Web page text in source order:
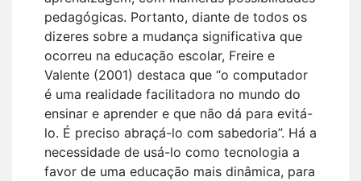
pedagógicas. Portanto, diante de todos os
dizeres sobre a mudança significativa que
ocorreu na educação escolar, Freire e
Valente (2001) destaca que “o computador
é uma realidade facilitadora no mundo do
ensinar e aprender e que não dá para evitá-
lo. É preciso abraçá-lo com sabedoria”. Há a
necessidade de usá-lo como tecnologia a
favor de uma educação mais dinâmica, para